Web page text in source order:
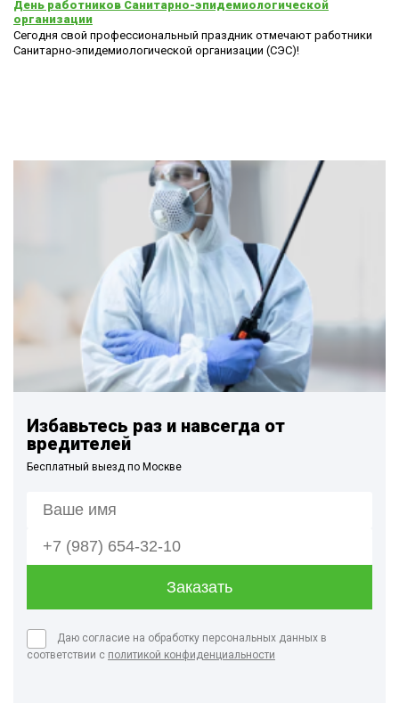
День работников Санитарно-эпидемиологической
организации
Сегодня свой профессиональный праздник отмечают работники
Санитарно-эпидемиологической организации (СЭС)!
Избавьтесь раз и навсегда от
вредителей
Бесплатный выезд по Москве
Даю согласие на обработку персональных данных в
соответствии с политикой конфиденциальности